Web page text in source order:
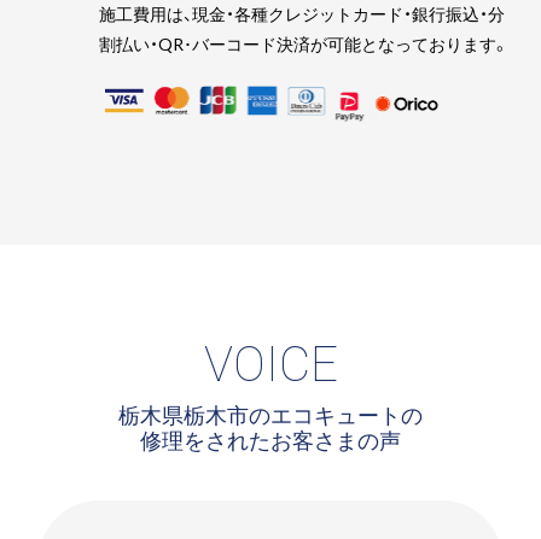
施工費用は、現金・各種クレジットカード・銀行振込・分
割払い・QR･バーコード決済が可能となっております。
VOICE
栃木県栃木市のエコキュートの
修理をされたお客さまの声